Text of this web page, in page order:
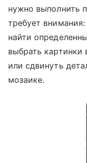
нужно выполнить
требует
найти
выбрать картинки
или сдвинуть
мозаике.